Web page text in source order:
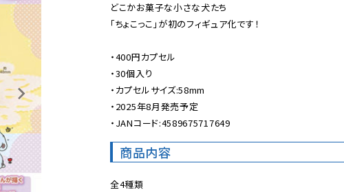
どこかお菓子な小さな犬たち
「ちょこっこ」が初のフィギュア化です！
・400円カプセル
・30個入り
・カプセルサイズ:58mm
・2025年8月発売予定
・JANコード:4589675717649
商品内容
全4種類